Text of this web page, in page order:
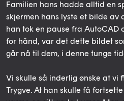
Familien hans hadde alltid en
skjermen hans lyste et bilde av
han tok en pause fra AutoCAD
for hånd, var det dette bildet
går nå til dem, i denne tunge
Vi skulle så inderlig ønske at vi
Trygve. At han skulle få